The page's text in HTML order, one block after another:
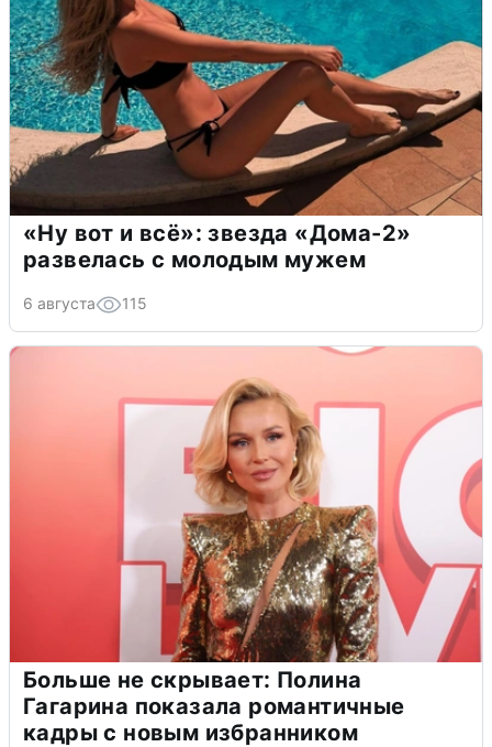
«Ну вот и всё»: звезда «Дома-2»
развелась с молодым мужем
6 августа 115
Больше не скрывает: Полина
Гагарина показала романтичные
кадры с новым избранником